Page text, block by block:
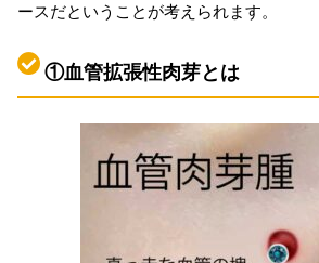
ースだということが考えられます。
①血管拡張性肉芽とは